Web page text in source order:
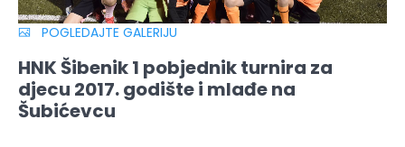
POGLEDAJTE GALERIJU
HNK Šibenik 1 pobjednik turnira za
djecu 2017. godište i mlađe na
Šubićevcu